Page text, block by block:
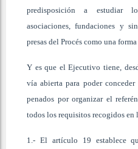
predisposición a estudiar
asociaciones, fundaciones y
presas del Procés como una
Y es que el Ejecutivo tiene,
vía abierta para poder
penados por organizar el
todos los requisitos recogidos
1.- El artículo 19 establece